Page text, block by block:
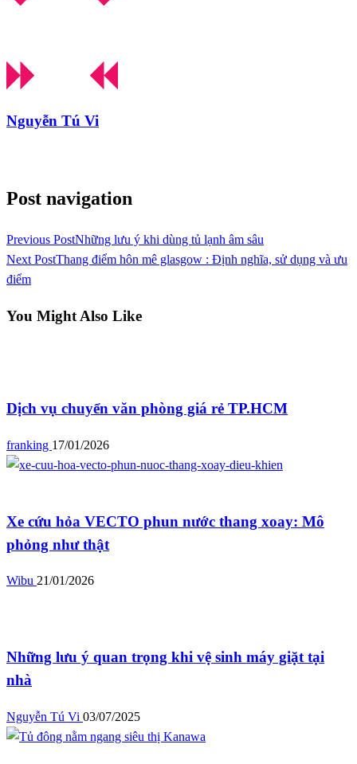
Nguyễn Tú Vi
Post navigation
Previous PostNhững lưu ý khi dùng tủ lạnh âm sâu
Next PostThang điểm hôn mê glasgow : Định nghĩa, sử dụng và ưu
điểm
You Might Also Like
Dịch vụ chuyển văn phòng giá rẻ TP.HCM
franking 17/01/2026
Xe cứu hỏa VECTO phun nước thang xoay: Mô
phỏng như thật
Wibu 21/01/2026
Những lưu ý quan trọng khi vệ sinh máy giặt tại
nhà
Nguyễn Tú Vi 03/07/2025